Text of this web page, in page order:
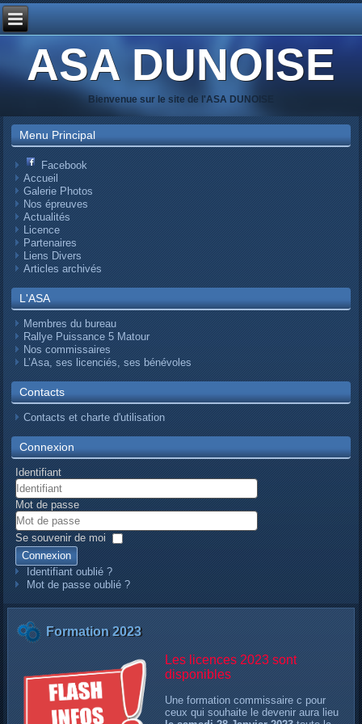
ASA DUNOISE
Bienvenue sur le site de l'ASA DUNOISE
Menu Principal
Facebook
Accueil
Galerie Photos
Nos épreuves
Actualités
Licence
Partenaires
Liens Divers
Articles archivés
L'ASA
Membres du bureau
Rallye Puissance 5 Matour
Nos commissaires
L’Asa, ses licenciés, ses bénévoles
Contacts
Contacts et charte d'utilisation
Connexion
Identifiant
Mot de passe
Se souvenir de moi
Connexion
Identifiant oublié ?
Mot de passe oublié ?
Formation 2023
Les licences 2023 sont
disponibles
Une formation commissaire c pour
ceux qui souhaite le devenir aura lieu